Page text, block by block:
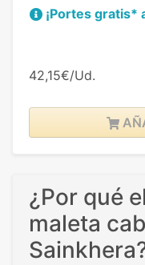
¡Portes gratis*
42,15€/Ud.
¿Por qué
maleta